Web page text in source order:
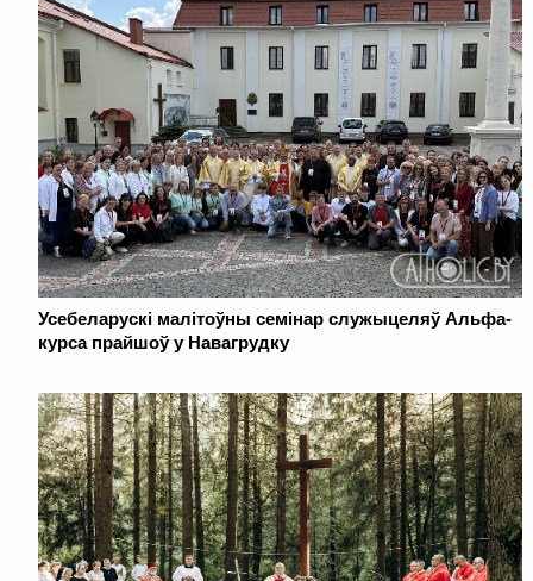
Усебеларускі малітоўны семінар служыцеляў Альфа-
курса прайшоў у Навагрудку